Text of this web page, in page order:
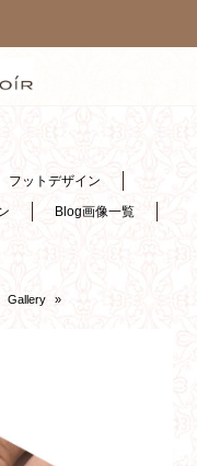
フットデザイン
Blog画像一覧
Gallery »